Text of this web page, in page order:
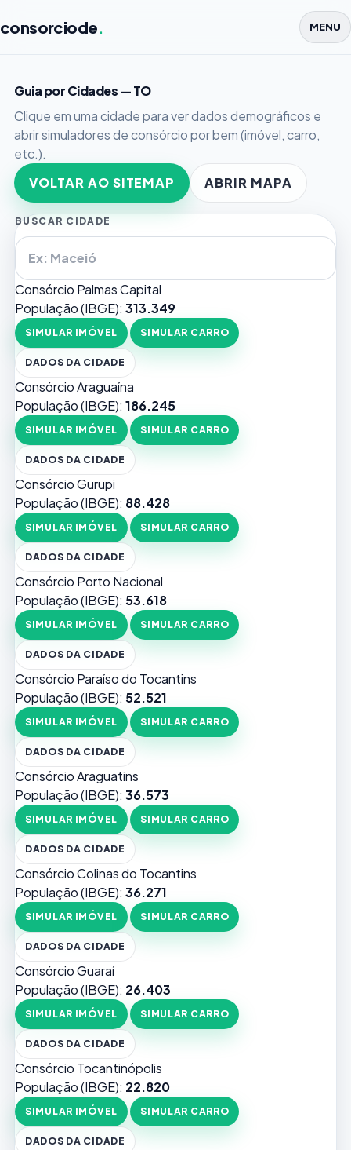
consorciode. MENU
Guia por Cidades — TO
Clique em uma cidade para ver dados demográficos e
abrir simuladores de consórcio por bem (imóvel, carro,
etc.).
VOLTAR AO SITEMAP
ABRIR MAPA
BUSCAR CIDADE
Consórcio PalmasCapital
População (IBGE): 313.349
SIMULAR IMÓVEL SIMULAR CARRO
DADOS DA CIDADE
Consórcio Araguaína
População (IBGE): 186.245
SIMULAR IMÓVEL SIMULAR CARRO
DADOS DA CIDADE
Consórcio Gurupi
População (IBGE): 88.428
SIMULAR IMÓVEL SIMULAR CARRO
DADOS DA CIDADE
Consórcio Porto Nacional
População (IBGE): 53.618
SIMULAR IMÓVEL SIMULAR CARRO
DADOS DA CIDADE
Consórcio Paraíso do Tocantins
População (IBGE): 52.521
SIMULAR IMÓVEL SIMULAR CARRO
DADOS DA CIDADE
Consórcio Araguatins
População (IBGE): 36.573
SIMULAR IMÓVEL SIMULAR CARRO
DADOS DA CIDADE
Consórcio Colinas do Tocantins
População (IBGE): 36.271
SIMULAR IMÓVEL SIMULAR CARRO
DADOS DA CIDADE
Consórcio Guaraí
População (IBGE): 26.403
SIMULAR IMÓVEL SIMULAR CARRO
DADOS DA CIDADE
Consórcio Tocantinópolis
População (IBGE): 22.820
SIMULAR IMÓVEL SIMULAR CARRO
DADOS DA CIDADE